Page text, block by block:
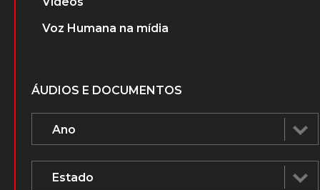
Voz Humana na mídia
ÁUDIOS E DOCUMENTOS